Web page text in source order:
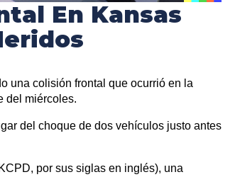
En Kansas
una colisión frontal que ocurrió en la
del miércoles.
del choque de dos vehículos justo antes
por sus siglas en inglés), una